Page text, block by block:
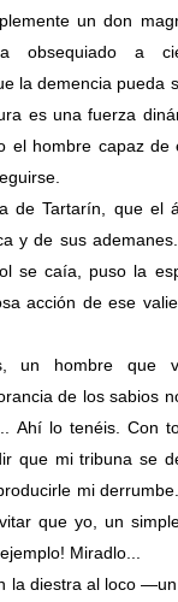
un don
obsequiado a
la demencia pueda
es una fuerza
el hombre capaz
de Tartarín, que el
y de sus
se caía, puso la
acción de ese
un hombre que
de los sabios
Ahí lo tenéis. Con
que mi tribuna se
mi
que yo, un
Miradlo...
la diestra al loco